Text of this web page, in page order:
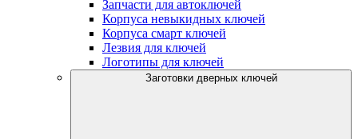
Запчасти для автоключей
Корпуса невыкидных ключей
Корпуса смарт ключей
Лезвия для ключей
Логотипы для ключей
Заготовки дверных ключей